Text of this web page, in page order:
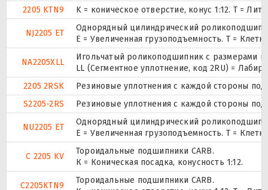
2205 KTN9
K = коническое отверстие, конус 1:12. T =
NJ2205 ET
Однорядный цилиндрический
E = Увеличенная грузоподъемность. T =
NA2205XLL
Игольчатый роликоподшипник с размерами
LL (Сегментное уплотнение, код 2RU) =
2205 2RSK
Резиновые уплотнения с каждой стороны
S2205-2RS
Резиновые уплотнения с каждой стороны
NU2205 ET
Однорядный цилиндрический
E = Увеличенная грузоподъемность. T =
C 2205 KV
Тороидальные подшипники CARB.
К = Коническая посадка, конусность 1:12.
C2205KTN9
Тороидальные подшипники CARB.